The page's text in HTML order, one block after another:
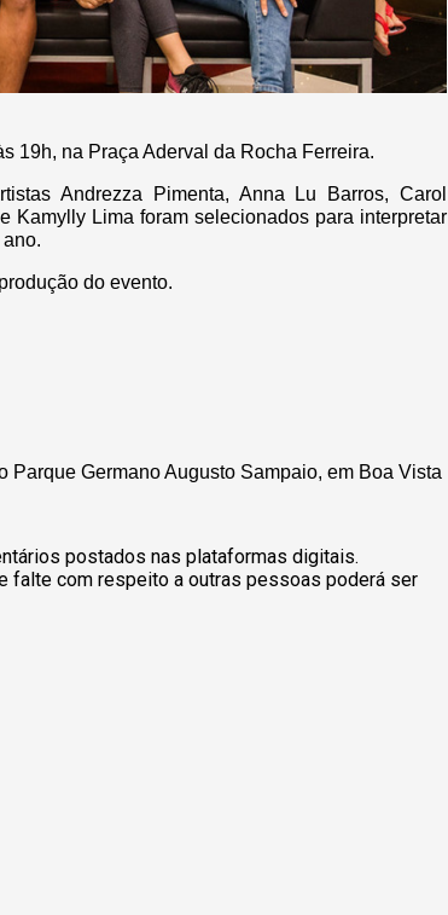
19h, na Praça Aderval da Rocha Ferreira.
Andrezza Pimenta, Anna Lu Barros, Carol
Kamylly Lima foram selecionados para interpretar
do evento.
Germano Augusto Sampaio, em Boa Vista
postados nas plataformas digitais.
falte com respeito a outras pessoas poderá ser